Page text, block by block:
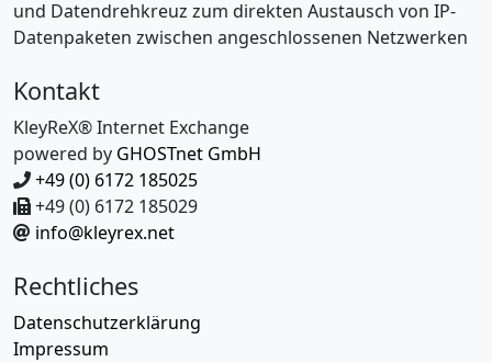
und Datendrehkreuz zum direkten Austausch von IP-
Datenpaketen zwischen angeschlossenen Netzwerken
Kontakt
KleyReX® Internet Exchange
powered by GHOSTnet GmbH
+49 (0) 6172 185025
+49 (0) 6172 185029
info@kleyrex.net
Rechtliches
Datenschutzerklärung
Impressum